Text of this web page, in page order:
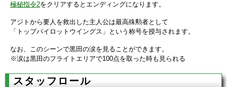
極秘指令2をクリアするとエンディングになります。
アジトから要人を救出した主人公は最高殊勲者として
「トップパイロットウイングス」という称号を授与されます。
なお、このシーンで黒田の涙を見ることができます。
※涙は黒田のフライトエリアで100点を取った時も見られる
スタッフロール